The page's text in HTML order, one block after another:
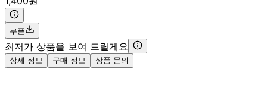
쿠폰
최저가 상품을 보여 드릴게요
상세 정보 구매 정보 상품 문의